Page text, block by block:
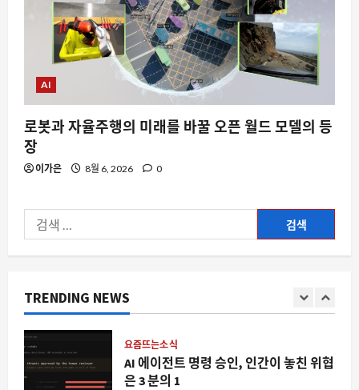
AI
로봇과 자율주행의 미래를 바꿀 오픈 월드 모델의 등
장
이가은 8월 6, 2026 0
색:
TRENDING NEWS
자동차
BMW i3 생산 가속화, 전기차 시장의 새
로운 전환점을 알리는 신호
8월 7, 2026 0
요즘뜨는소식
하다: 승리를 위한 수학적 접근
1
자동차
25000달러에 435마일 주행, 부크 일렉트
요즘뜨는소식
AI 에이전트 명령 승인, 인간이 놓친 위협
은 3 분의 1